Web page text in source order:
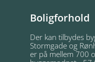
Boligforhold
Der kan tilbydes
Stormgade og
er på mellem 700